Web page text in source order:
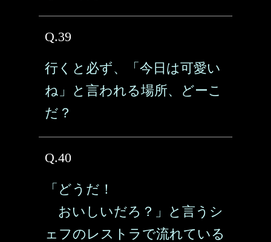
Q.39
行くと必ず、「今日は可愛い
ね」と言われる場所、どーこ
だ？
Q.40
「どうだ！
おいしいだろ？」と言うシ
ェフのレストラで流れている